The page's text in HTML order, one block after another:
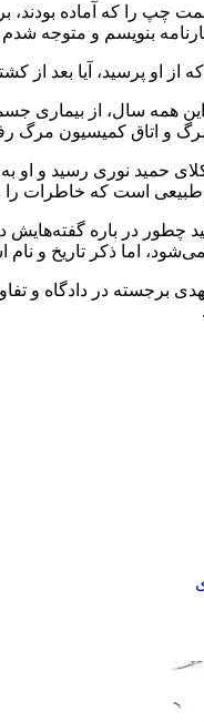
چپ را که آماده بودند،
بنویسم و متوجه شدم
او پرسید، آیا بعد از
همه سال، از بیماری
و اتاق کمیسیون مرگ
حمید نوری رسید و
است که خاطرات را
اما ذکر تاریخ و نام
برجسته در دادگاه و